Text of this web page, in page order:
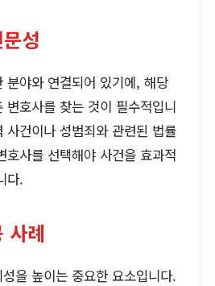
성
분야와 연결되어 있기에, 해당
변호사를 찾는 것이 필수적입니
사건이나 성범죄와 관련된 법률
호사를 선택해야 사건을 효과적
다.
사례
을 높이는 중요한 요소입니다.